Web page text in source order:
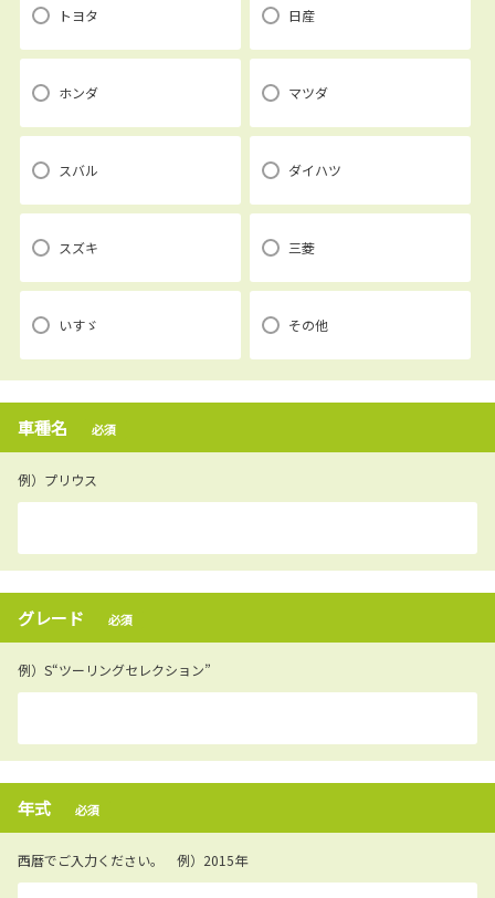
トヨタ 日産
ホンダ マツダ
スバル ダイハツ
スズキ 三菱
いすゞ その他
車種名 必須
例）プリウス
グレード 必須
例）S“ツーリングセレクション”
年式 必須
西暦でご入力ください。 例）2015年